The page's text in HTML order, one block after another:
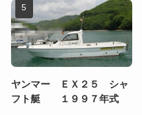
ヤンマー ＥＸ２５ シャ
フト艇 １９９７年式